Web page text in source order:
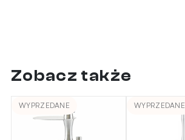
Zobacz także
WYPRZEDANE WYPRZEDANE